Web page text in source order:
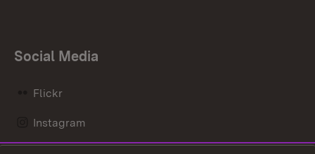
Social Media
Flickr
Instagram